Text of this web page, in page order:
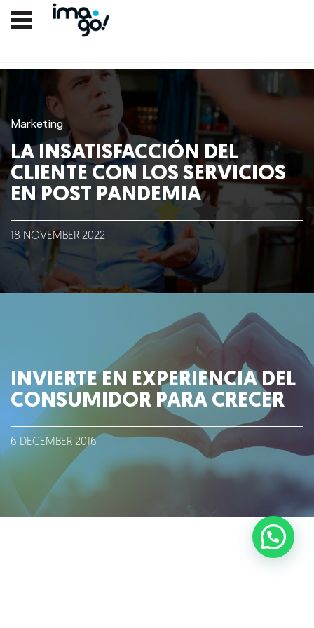
Nosotros
Lo que hacemos
Talento
Marketing
LA INSATISFACCIÓN DEL
CLIENTE CON LOS SERVICIOS
EN POST PANDEMIA
18 NOVEMBER 2022
INVIERTE EN EXPERIENCIA DEL
CONSUMIDOR PARA CRECER
6 DECEMBER 2016